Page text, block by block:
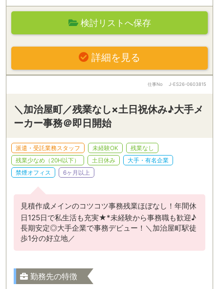
検討リストへ保存
詳細を見る
仕事No J-ES26-0603815
＼加治屋町／残業なし×土日祝休み♪大手メ
ーカー事務＠即日開始
派遣・受託業務スタッフ 未経験OK
残業なし
残業少なめ（20H以下）
土日休み
大手・有名企業
禁煙オフィス
6ヶ月以上
見積作成メインのコツコツ事務残業ほぼなし！年間休
日125日で私生活も充実★*未経験から事務職も歓迎♪
長期安定◎大手企業で事務デビュー！＼加治屋町駅徒
歩1分の好立地／
勤務先の特徴